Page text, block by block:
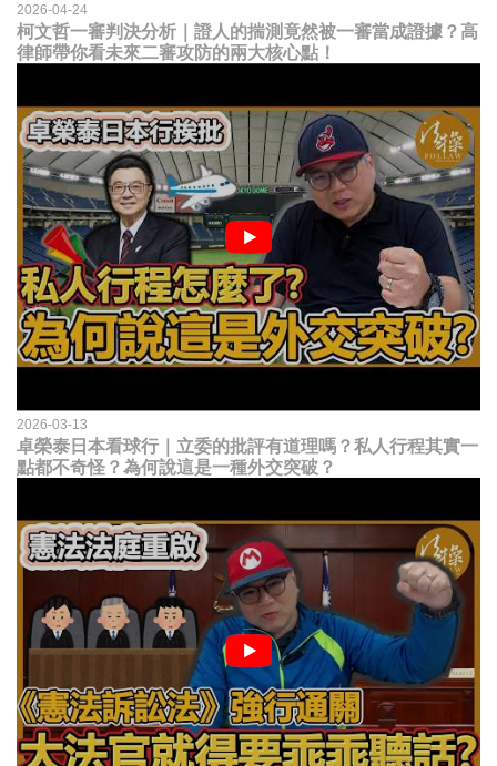
2026-04-24
柯文哲一審判決分析｜證人的揣測竟然被一審當成證據？高
律師帶你看未來二審攻防的兩大核心點！
2026-03-13
卓榮泰日本看球行｜立委的批評有道理嗎？私人行程其實一
點都不奇怪？為何說這是一種外交突破？